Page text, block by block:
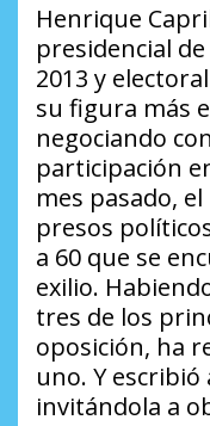
Henrique
presidencial
2013 y
su figura más
negociando
participación
mes pasado,
presos
a 60 que se
exilio.
tres de los
oposición, ha
uno. Y
invitándola a